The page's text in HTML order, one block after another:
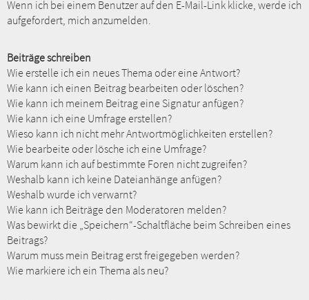
Wenn ich bei einem Benutzer auf den E-Mail-Link klicke, werde ich
aufgefordert, mich anzumelden.
Beiträge schreiben
Wie erstelle ich ein neues Thema oder eine Antwort?
Wie kann ich einen Beitrag bearbeiten oder löschen?
Wie kann ich meinem Beitrag eine Signatur anfügen?
Wie kann ich eine Umfrage erstellen?
Wieso kann ich nicht mehr Antwortmöglichkeiten erstellen?
Wie bearbeite oder lösche ich eine Umfrage?
Warum kann ich auf bestimmte Foren nicht zugreifen?
Weshalb kann ich keine Dateianhänge anfügen?
Weshalb wurde ich verwarnt?
Wie kann ich Beiträge den Moderatoren melden?
Was bewirkt die „Speichern“-Schaltfläche beim Schreiben eines
Beitrags?
Warum muss mein Beitrag erst freigegeben werden?
Wie markiere ich ein Thema als neu?